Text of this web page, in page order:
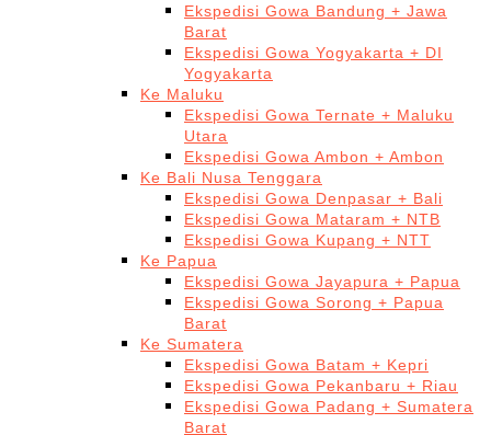
Ekspedisi Gowa Bandung + Jawa
Barat
Ekspedisi Gowa Yogyakarta + DI
Yogyakarta
Ke Maluku
Ekspedisi Gowa Ternate + Maluku
Utara
Ekspedisi Gowa Ambon + Ambon
Ke Bali Nusa Tenggara
Ekspedisi Gowa Denpasar + Bali
Ekspedisi Gowa Mataram + NTB
Ekspedisi Gowa Kupang + NTT
Ke Papua
Ekspedisi Gowa Jayapura + Papua
Ekspedisi Gowa Sorong + Papua
Barat
Ke Sumatera
Ekspedisi Gowa Batam + Kepri
Ekspedisi Gowa Pekanbaru + Riau
Ekspedisi Gowa Padang + Sumatera
Barat